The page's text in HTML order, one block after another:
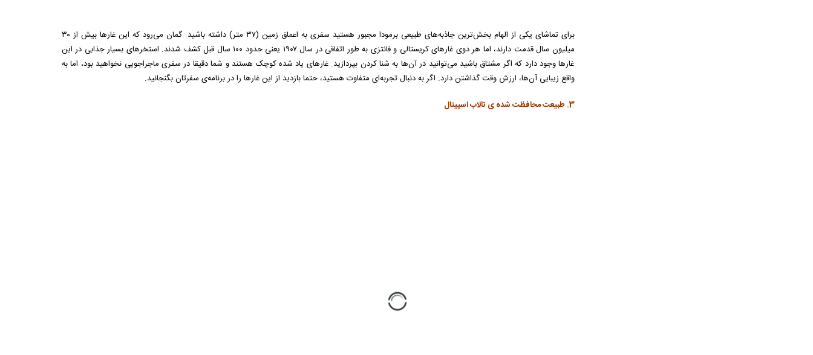
برای تماشای یکی از الهام بخش‌ترین جاذبه‌های طبیعی برمودا مجبور هستید سفری به اعماق زمین (۳۷ متر) داشته باشید. گمان می‌رود که این غارها بیش از ۳۰
میلیون سال قدمت دارند، اما هر دوی غارهای کریستالی و فانتزی به طور اتفاقی در سال ۱۹۰۷ یعنی حدود ۱۰۰ سال قبل کشف شدند. استخرهای بسیار جذابی در این
غارها وجود دارد که اگر مشتاق باشید می‌توانید در آن‌ها به شنا کردن بپردازید. غارهای یاد شده کوچک هستند و شما دقیقا در سفری ماجراجویی نخواهید بود، اما به
واقع زیبایی آن‌ها، ارزش وقت گذاشتن دارد. اگر به دنبال تجربه‌ای متفاوت هستید، حتما بازدید از این غارها را در برنامه‌ی سفرتان بگنجانید.
3. طبیعت محافظت شده ی تالاب اسپیتال